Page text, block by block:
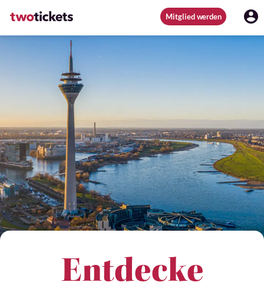
Mitglied werden
Entdecke